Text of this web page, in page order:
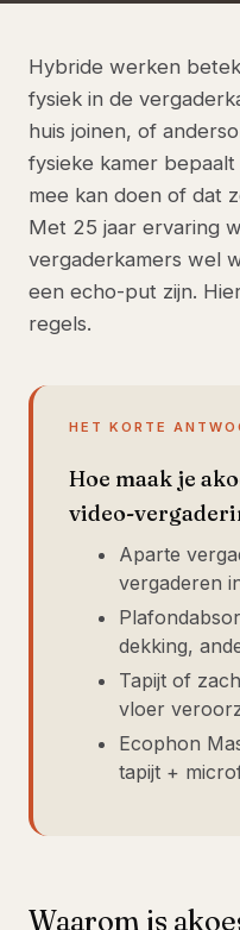
Hybride werken
fysiek in de
huis joinen, of
fysieke kamer
mee kan doen of dat
Met 25 jaar ervaring
vergaderkamers wel
een echo-put zijn.
regels.
HET KORTE
Hoe maak je
video-
Aparte
vergaderen
dekking,
Tapijt of
vloer
Ecophon
tapijt +
Waarom is